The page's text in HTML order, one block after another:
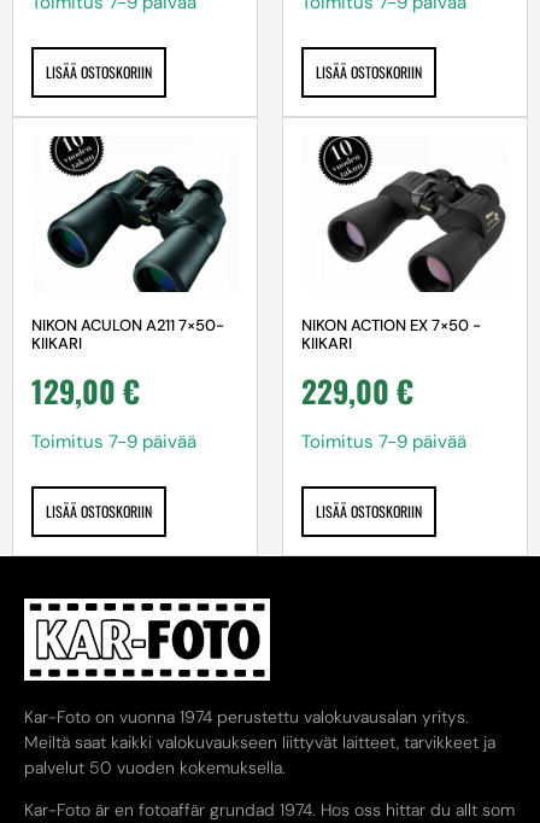
LISÄÄ OSTOSKORIIN LISÄÄ OSTOSKORIIN
NIKON ACULON A211 7×50-
KIIKARI
129,00€
Toimitus 7-9 päivää
LISÄÄ OSTOSKORIIN
NIKON ACTION EX 7×50 -
KIIKARI
229,00€
Toimitus 7-9 päivää
LISÄÄ OSTOSKORIIN
Kar-Foto on vuonna 1974 perustettu valokuvausalan yritys.
Meiltä saat kaikki valokuvaukseen liittyvät laitteet, tarvikkeet ja
palvelut 50 vuoden kokemuksella.
Kar-Foto är en fotoaffär grundad 1974. Hos oss hittar du allt som